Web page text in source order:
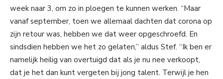
week naar 3, om zo in ploegen te kunnen werken. “Maar
vanaf september, toen we allemaal dachten dat corona op
zijn retour was, hebben we dat weer opgeschroefd. En
sindsdien hebben we het zo gelaten,” aldus Stef. “Ik ben er
namelijk heilig van overtuigd dat als je nu nee verkoopt,
dat je het dan kunt vergeten bij jong talent. Terwijl je hen